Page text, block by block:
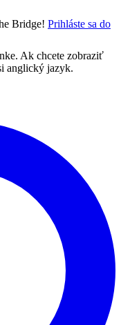
Bridge! Prihláste sa do
Ak chcete zobraziť
anglický jazyk.